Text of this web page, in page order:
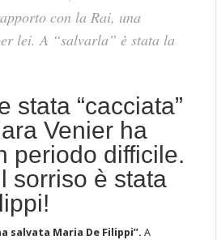
con la Rai, una
lei. A “salvarla” è stata la
stata “cacciata”
Venier ha
periodo difficile.
sorriso è stata
salvata Maria De Filippi”. A